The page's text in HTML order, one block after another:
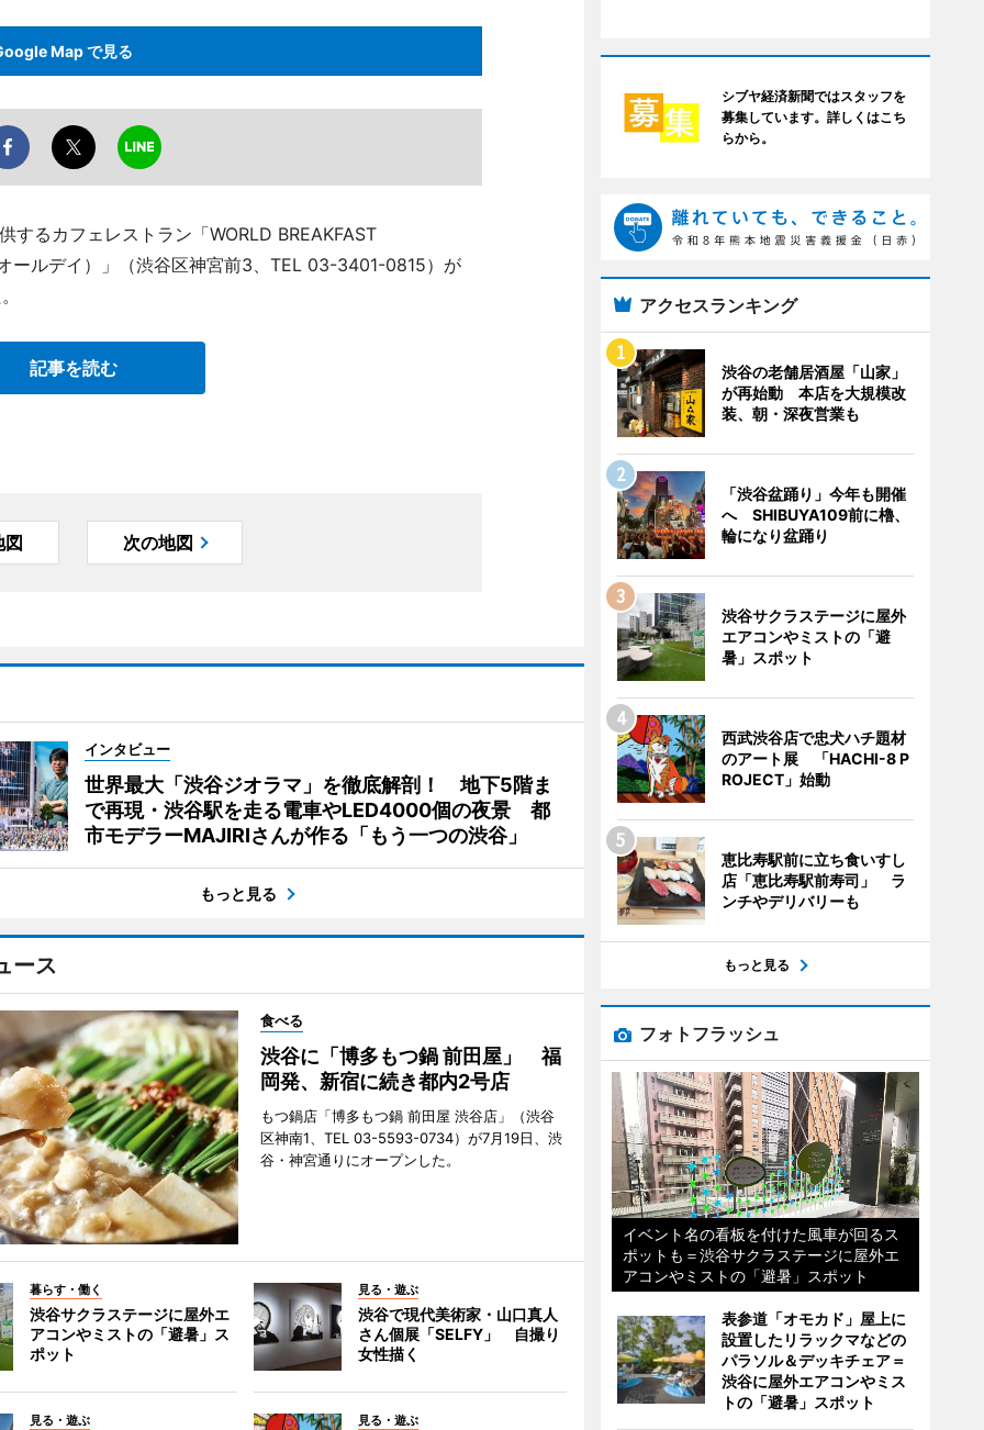
Map で見る
するカフェレストラン「WORLD BREAKFAST
ールデイ）」（渋谷区神宮前3、TEL 03-3401-0815）が
記事を読む
図 次の地図
インタビュー
世界最大「渋谷ジオラマ」を徹底解剖！ 地下5階ま
で再現・渋谷駅を走る電車やLED4000個の夜景 都
市モデラーMAJIRIさんが作る「もう一つの渋谷」
もっと見る
ース
食べる
渋谷に「博多もつ鍋 前田屋」 福
岡発、新宿に続き都内2号店
もつ鍋店「博多もつ鍋 前田屋 渋谷店」（渋谷
区神南1、TEL 03-5593-0734）が7月19日、渋
谷・神宮通りにオープンした。
暮らす・働く
渋谷サクラステージに屋外エ
アコンやミストの「避暑」ス
ポット
見る・遊ぶ
渋谷で現代美術家・山口真人
さん個展「SELFY」 自撮り
女性描く
見る・遊ぶ 見る・遊ぶ
シブヤ経済新聞ではスタッフを
募集しています。詳しくはこち
らから。
アクセスランキング
渋谷の老舗居酒屋「山家」
が再始動 本店を大規模改
装、朝・深夜営業も
「渋谷盆踊り」今年も開催
へ SHIBUYA109前に櫓、
輪になり盆踊り
渋谷サクラステージに屋外
エアコンやミストの「避
暑」スポット
西武渋谷店で忠犬ハチ題材
のアート展 「HACHI-8 P
ROJECT」始動
恵比寿駅前に立ち食いすし
店「恵比寿駅前寿司」 ラ
ンチやデリバリーも
もっと見る
フォトフラッシュ
イベント名の看板を付けた風車が回るス
ポットも＝渋谷サクラステージに屋外エ
アコンやミストの「避暑」スポット
表参道「オモカド」屋上に
設置したリラックマなどの
パラソル＆デッキチェア＝
渋谷に屋外エアコンやミス
トの「避暑」スポット